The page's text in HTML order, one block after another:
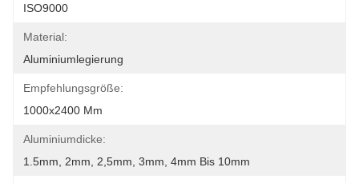
ISO9000
Material:
Aluminiumlegierung
Empfehlungsgröße:
1000x2400 Mm
Aluminiumdicke:
1.5mm, 2mm, 2,5mm, 3mm, 4mm Bis 10mm